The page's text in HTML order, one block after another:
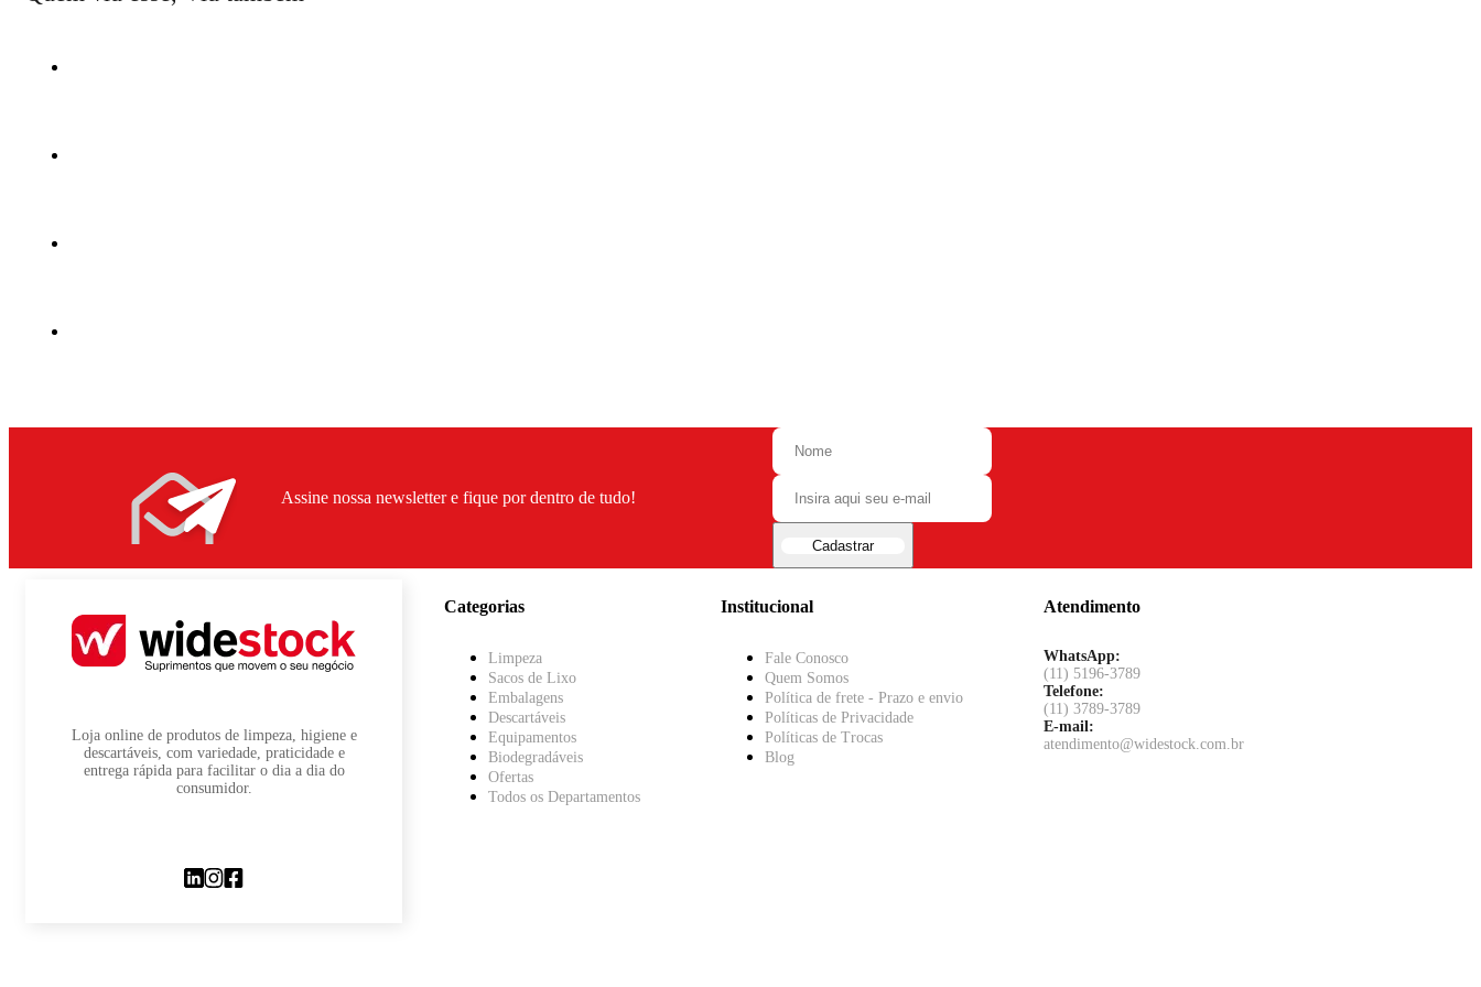
Assine nossa newsletter e fique por dentro de tudo!
Cadastrar
Loja online de produtos de limpeza, higiene e
descartáveis, com variedade, praticidade e
entrega rápida para facilitar o dia a dia do
consumidor.
Categorias
Limpeza
Sacos de Lixo
Embalagens
Descartáveis
Equipamentos
Biodegradáveis
Ofertas
Todos os Departamentos
Institucional
Fale Conosco
Quem Somos
Política de frete - Prazo e envio
Políticas de Privacidade
Políticas de Trocas
Blog
Atendimento
WhatsApp:
(11) 5196-3789
Telefone:
(11) 3789-3789
E-mail:
atendimento@widestock.com.br